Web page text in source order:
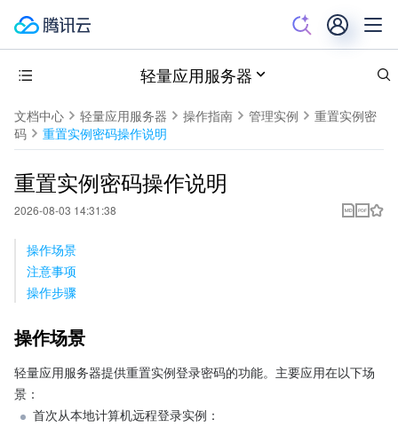
轻量应用服务器
文档中心 轻量应用服务器 操作指南 管理实例
重置实例密
码
重置实例密码操作说明
重置实例密码操作说明
2026-08-03 14:31:38
操作场景
注意事项
操作步骤
操作场景
轻量应用服务器提供重置实例登录密码的功能。主要应用在以下场
景：
首次从本地计算机远程登录实例：